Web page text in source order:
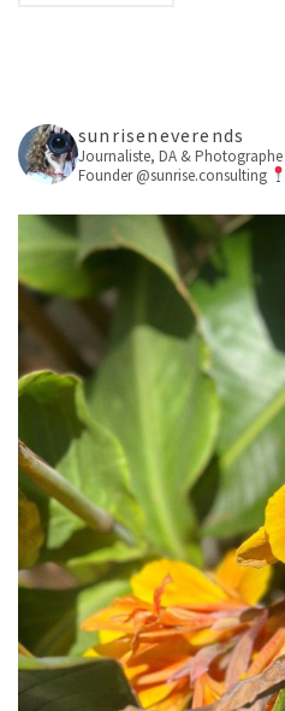
sunriseneverends
Journaliste, DA & Photographe
Founder @sunrise.consulting